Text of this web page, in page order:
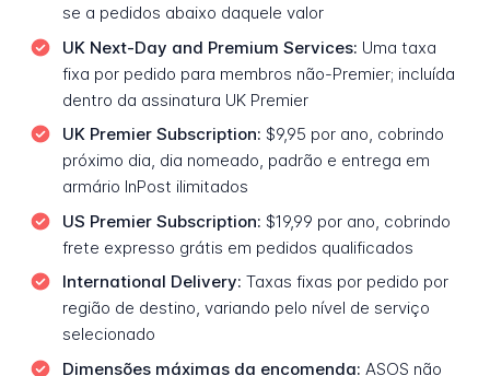
se a pedidos abaixo daquele valor
UK Next-Day and Premium Services: Uma taxa
fixa por pedido para membros não-Premier; incluída
dentro da assinatura UK Premier
UK Premier Subscription: $9,95 por ano, cobrindo
próximo dia, dia nomeado, padrão e entrega em
armário InPost ilimitados
US Premier Subscription: $19,99 por ano, cobrindo
frete expresso grátis em pedidos qualificados
International Delivery: Taxas fixas por pedido por
região de destino, variando pelo nível de serviço
selecionado
Dimensões máximas da encomenda: ASOS não